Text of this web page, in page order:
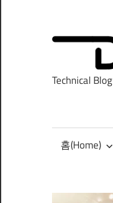
content
Technical Blog
홈(Home)